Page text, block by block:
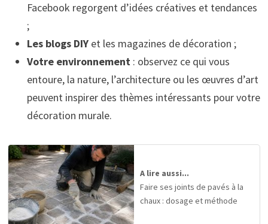
Facebook regorgent d’idées créatives et tendances
;
Les blogs DIYet les magazines de décoration ;
Votre environnement: observez ce qui vous
entoure, la nature, l’architecture ou les œuvres d’art
peuvent inspirer des thèmes intéressants pour votre
décoration murale.
A lire aussi...
Faire ses joints de pavés à la
chaux : dosage et méthode